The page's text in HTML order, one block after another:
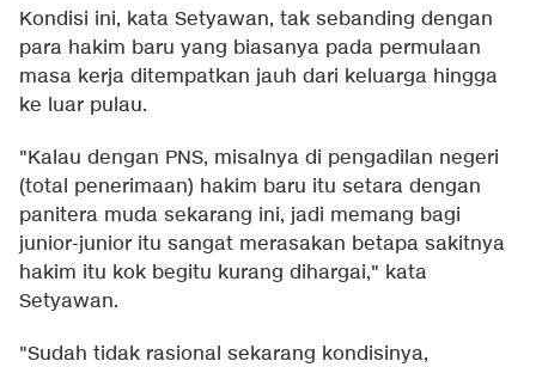
Kondisi ini, kata Setyawan, tak sebanding dengan
para hakim baru yang biasanya pada permulaan
masa kerja ditempatkan jauh dari keluarga hingga
ke luar pulau.
"Kalau dengan PNS, misalnya di pengadilan negeri
(total penerimaan) hakim baru itu setara dengan
panitera muda sekarang ini, jadi memang bagi
junior-junior itu sangat merasakan betapa sakitnya
hakim itu kok begitu kurang dihargai," kata
Setyawan.
"Sudah tidak rasional sekarang kondisinya,